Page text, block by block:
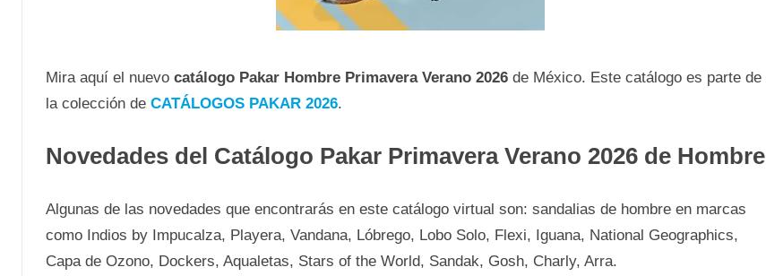
Mira aquí el nuevo catálogo Pakar Hombre Primavera Verano 2026 de México. Este catálogo es parte de
la colección de CATÁLOGOS PAKAR 2026.
Novedades del Catálogo Pakar Primavera Verano 2026 de Hombre
Algunas de las novedades que encontrarás en este catálogo virtual son: sandalias de hombre en marcas
como Indios by Impucalza, Playera, Vandana, Lóbrego, Lobo Solo, Flexi, Iguana, National Geographics,
Capa de Ozono, Dockers, Aqualetas, Stars of the World, Sandak, Gosh, Charly, Arra.